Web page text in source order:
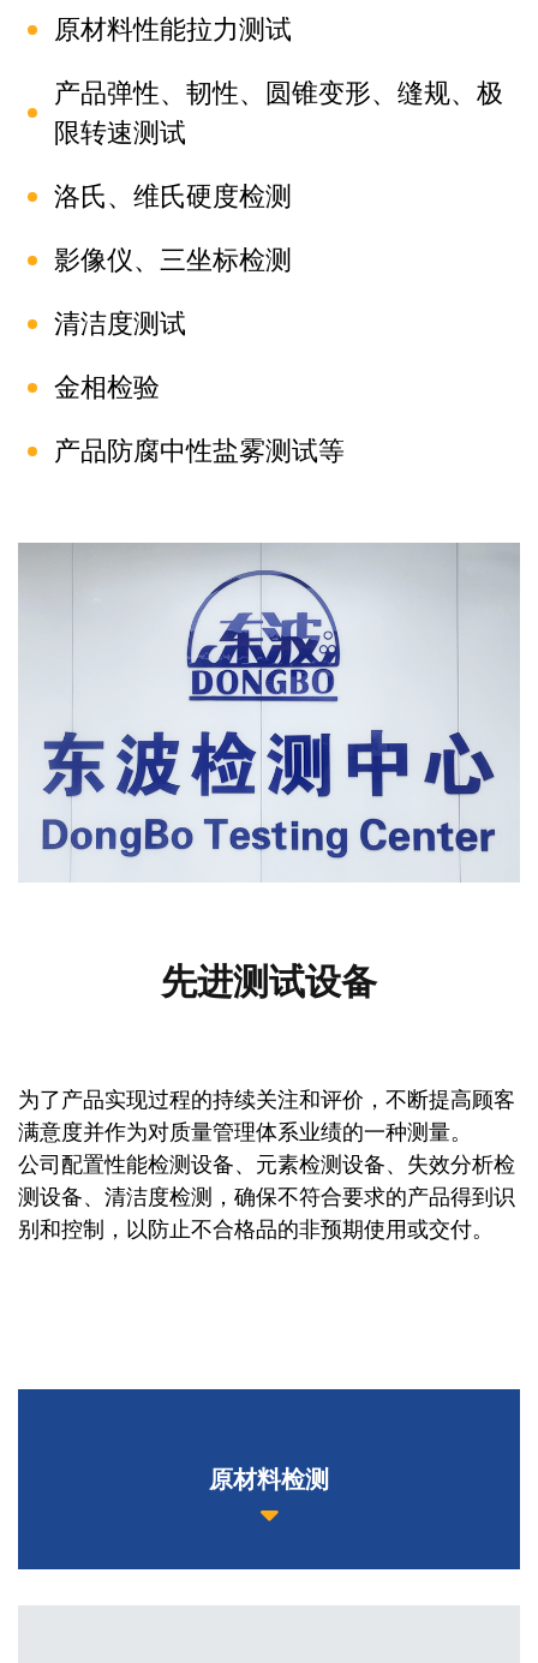
原材料性能拉力测试
产品弹性、韧性、圆锥变形、缝规、极
限转速测试
洛氏、维氏硬度检测
影像仪、三坐标检测
清洁度测试
金相检验
产品防腐中性盐雾测试等
先进测试设备
为了产品实现过程的持续关注和评价，不断提高顾客
满意度并作为对质量管理体系业绩的一种测量。
公司配置性能检测设备、元素检测设备、失效分析检
测设备、清洁度检测，确保不符合要求的产品得到识
别和控制，以防止不合格品的非预期使用或交付。
原材料检测